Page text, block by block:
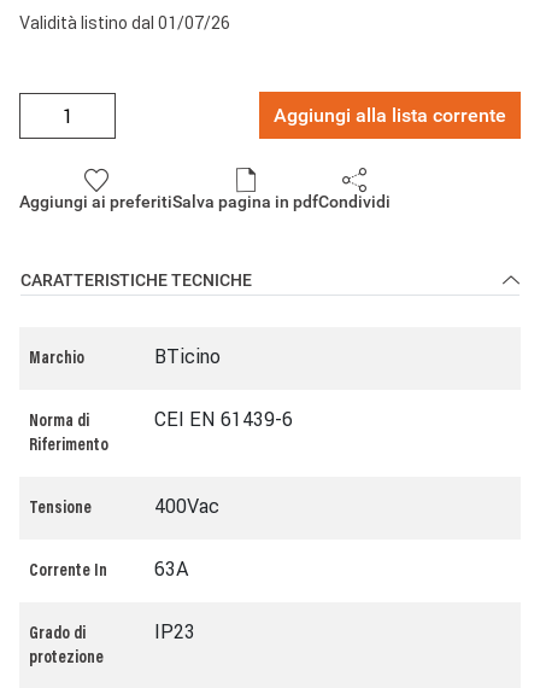
Validità listino dal 01/07/26
Aggiungi alla lista corrente
Aggiungi ai preferitiSalva pagina in pdfCondividi
CARATTERISTICHE TECNICHE
Marchio BTicino
Norma di
Riferimento
CEI EN 61439-6
Tensione 400Vac
Corrente In 63A
Grado di
protezione
IP23